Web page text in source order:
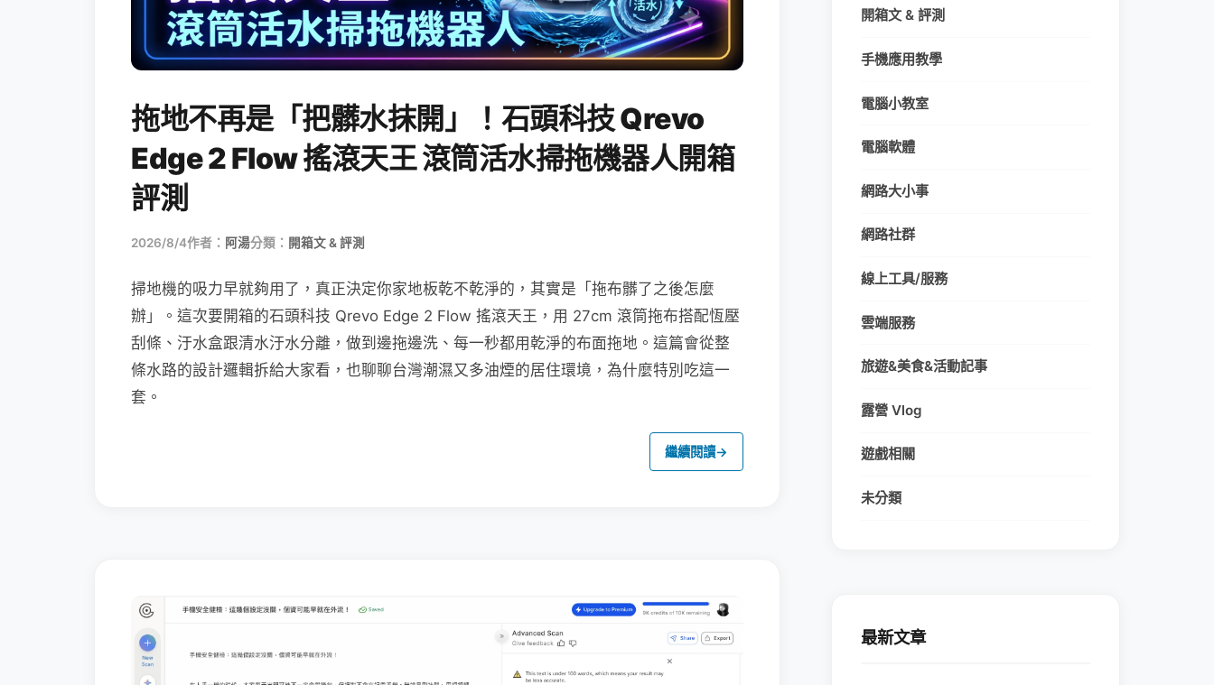
拖地不再是「把髒水抹開」！石頭科技 Qrevo
Edge 2 Flow 搖滾天王 滾筒活水掃拖機器人開箱
評測
2026/8/4作者： 阿湯分類： 開箱文 & 評測
掃地機的吸力早就夠用了，真正決定你家地板乾不乾淨的，其實是「拖布髒了之後怎麼
辦」。這次要開箱的石頭科技 Qrevo Edge 2 Flow 搖滾天王，用 27cm 滾筒拖布搭配恆壓
刮條、汙水盒跟清水汙水分離，做到邊拖邊洗、每一秒都用乾淨的布面拖地。這篇會從整
條水路的設計邏輯拆給大家看，也聊聊台灣潮濕又多油煙的居住環境，為什麼特別吃這一
套。
繼續閱讀→
開箱文 & 評測
手機應用教學
電腦小教室
電腦軟體
網路大小事
網路社群
線上工具/服務
雲端服務
旅遊&美食&活動記事
露營 Vlog
遊戲相關
未分類
最新文章